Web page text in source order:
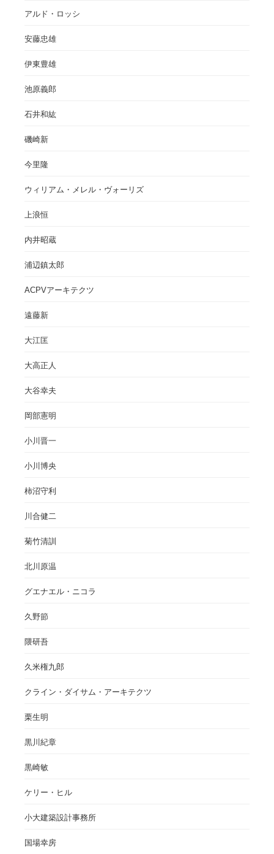
アルド・ロッシ
安藤忠雄
伊東豊雄
池原義郎
石井和紘
磯崎新
今里隆
ウィリアム・メレル・ヴォーリズ
上浪恒
内井昭蔵
浦辺鎮太郎
ACPVアーキテクツ
遠藤新
大江匡
大高正人
大谷幸夫
岡部憲明
小川晋一
小川博央
柿沼守利
川合健二
菊竹清訓
北川原温
グエナエル・ニコラ
久野節
隈研吾
久米権九郎
クライン・ダイサム・アーキテクツ
栗生明
黒川紀章
黒崎敏
ケリー・ヒル
小大建築設計事務所
国場幸房